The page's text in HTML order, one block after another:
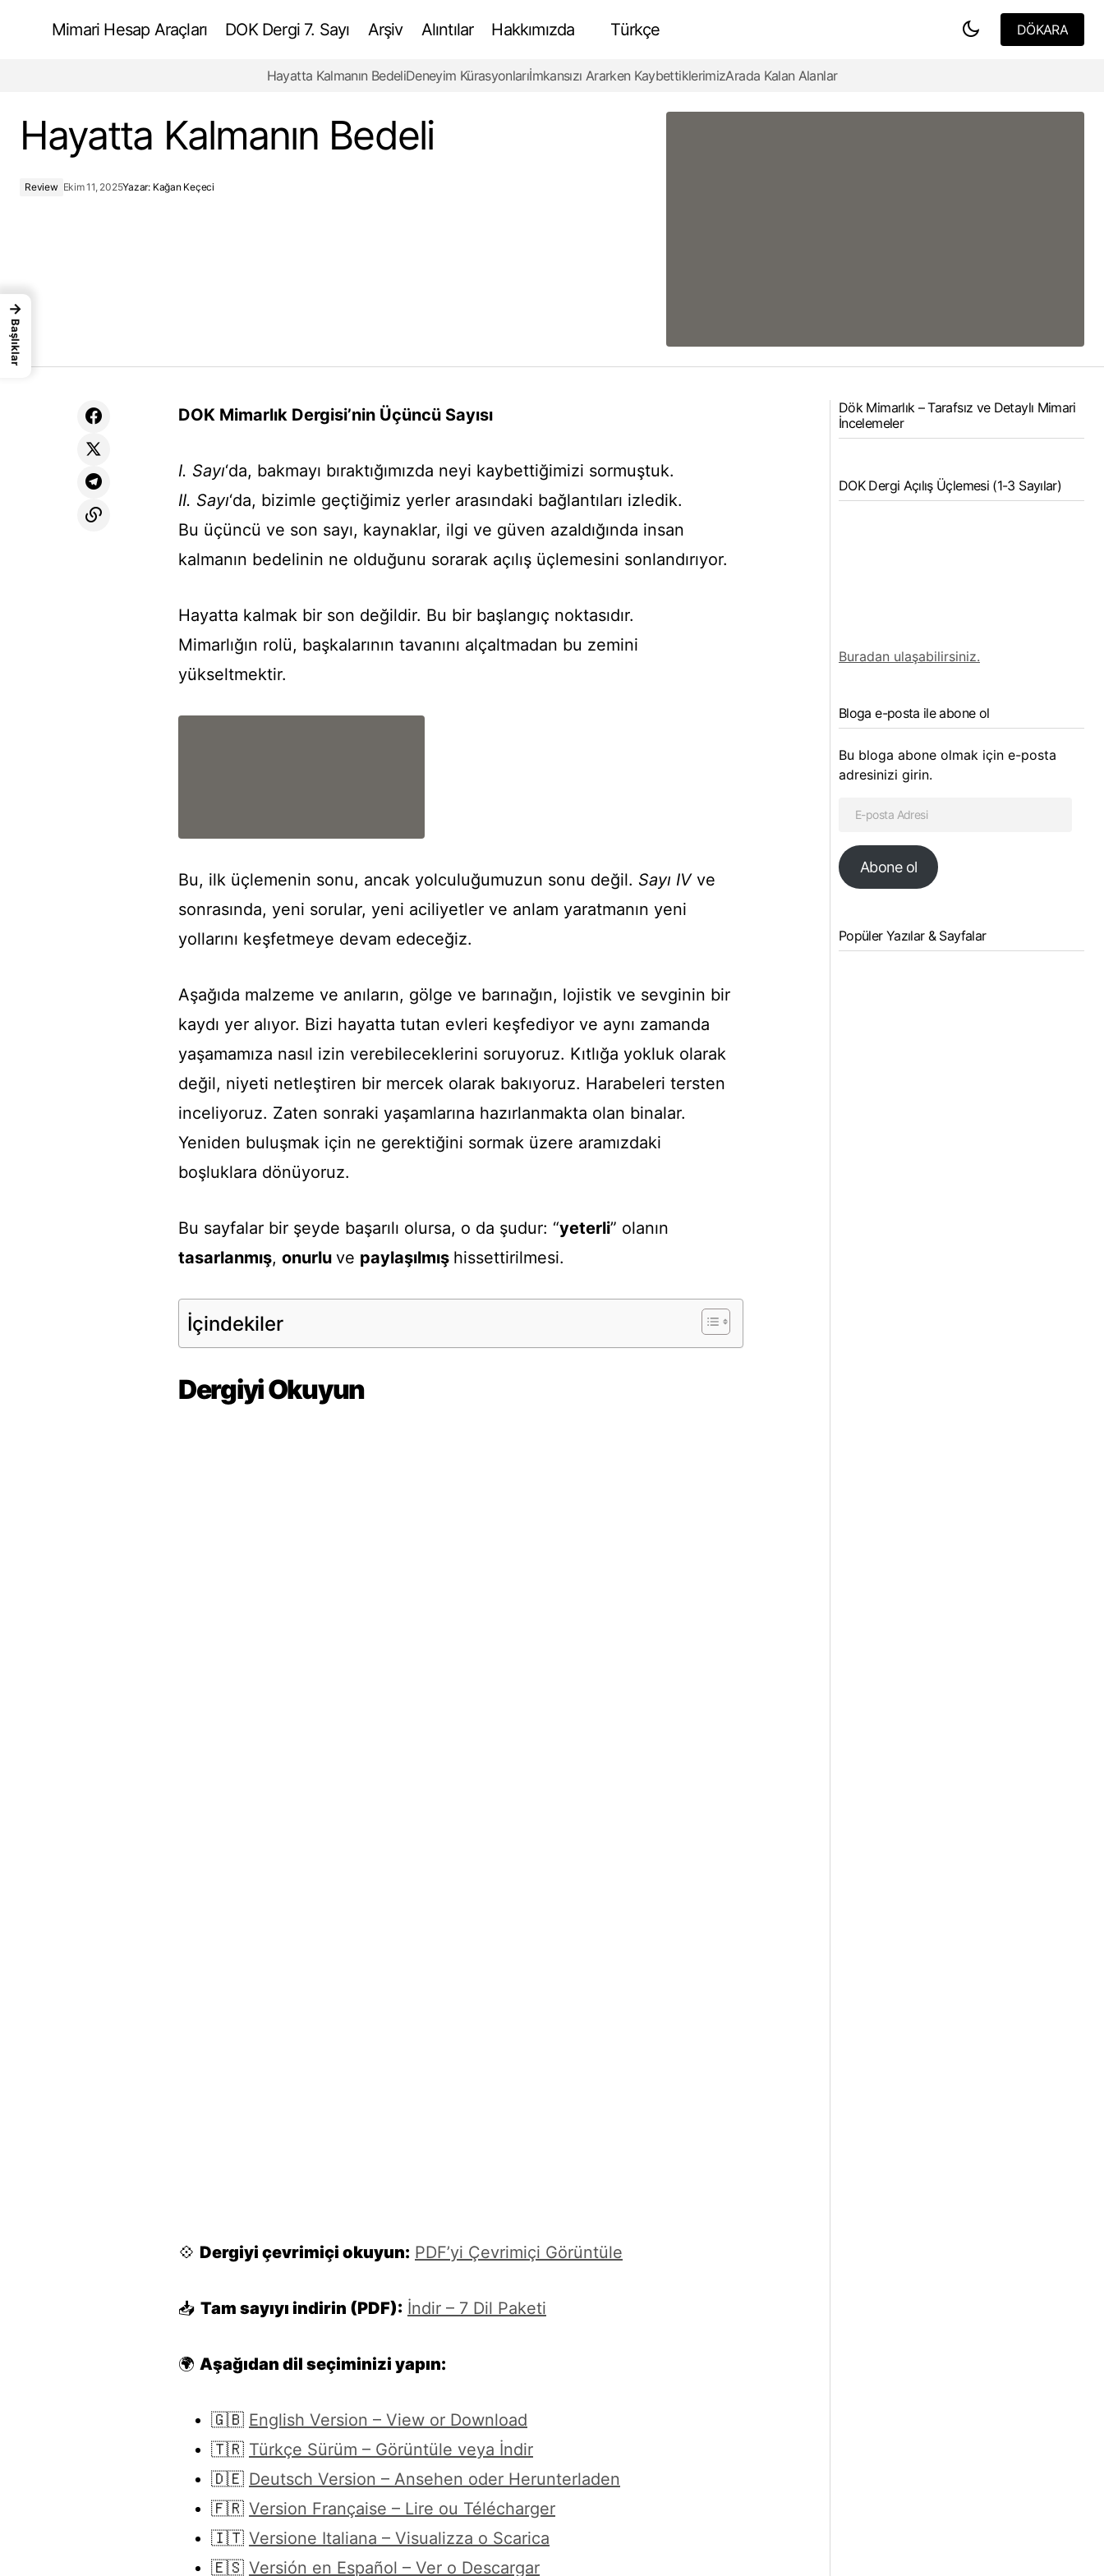
Mimari Hesap Araçları DOK Dergi 7. Sayı Arşiv Alıntılar Hakkımızda Türkçe
DÖKARA
Review Hayatta Kalmanın Bedeli
Hayatta Kalmanın BedeliDeneyim Kürasyonlarıİmkansızı Ararken KaybettiklerimizArada Kalan Alanlar
Hayatta Kalmanın Bedeli
Review Ekim 11, 2025Yazar: Kağan Keçeci
DOK Mimarlık Dergisi’nin Üçüncü Sayısı
I. Sayı‘da, bakmayı bıraktığımızda neyi kaybettiğimizi sormuştuk.
II. Sayı‘da, bizimle geçtiğimiz yerler arasındaki bağlantıları izledik.
Bu üçüncü ve son sayı, kaynaklar, ilgi ve güven azaldığında insan
kalmanın bedelinin ne olduğunu sorarak açılış üçlemesini sonlandırıyor.
Hayatta kalmak bir son değildir. Bu bir başlangıç noktasıdır.
Mimarlığın rolü, başkalarının tavanını alçaltmadan bu zemini
yükseltmektir.
Bu, ilk üçlemenin sonu, ancak yolculuğumuzun sonu değil. Sayı IVve
sonrasında, yeni sorular, yeni aciliyetler ve anlam yaratmanın yeni
yollarını keşfetmeye devam edeceğiz.
Aşağıda malzeme ve anıların, gölge ve barınağın, lojistik ve sevginin bir
kaydı yer alıyor. Bizi hayatta tutan evleri keşfediyor ve aynı zamanda
yaşamamıza nasıl izin verebileceklerini soruyoruz. Kıtlığa yokluk olarak
değil, niyeti netleştiren bir mercek olarak bakıyoruz. Harabeleri tersten
inceliyoruz. Zaten sonraki yaşamlarına hazırlanmakta olan binalar.
Yeniden buluşmak için ne gerektiğini sormak üzere aramızdaki
boşluklara dönüyoruz.
Bu sayfalar bir şeyde başarılı olursa, o da şudur: “yeterli” olanın
tasarlanmış, onurlu ve paylaşılmış hissettirilmesi.
İçindekiler
Dergiyi Okuyun
💠 Dergiyi çevrimiçi okuyun: PDF’yi Çevrimiçi Görüntüle
📥 Tam sayıyı indirin (PDF): İndir – 7 Dil Paketi
🌍 Aşağıdan dil seçiminizi yapın:
🇬🇧 English Version – View or Download
🇹🇷 Türkçe Sürüm – Görüntüle veya İndir
🇩🇪 Deutsch Version – Ansehen oder Herunterladen
🇫🇷 Version Française – Lire ou Télécharger
🇮🇹 Versione Italiana – Visualizza o Scarica
🇪🇸 Versión en Español – Ver o Descargar
Dök Mimarlık – Tarafsız ve Detaylı Mimari
İncelemeler
DOK Dergi Açılış Üçlemesi (1-3 Sayılar)
Buradan ulaşabilirsiniz.
Bloga e-posta ile abone ol
Bu bloga abone olmak için e-posta
adresinizi girin.
Abone ol
Popüler Yazılar & Sayfalar
→
Başlıklar